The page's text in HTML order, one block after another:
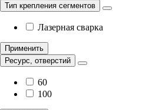
Тип крепления сегментов
Лазерная сварка
Применить
Ресурс, отверстий
60
100